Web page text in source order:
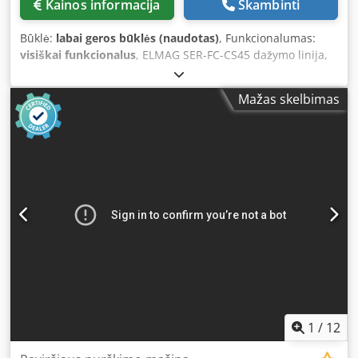
installed Airless spray guns: 4 pcs. - Quick-change system
protection hood at the machine outlet - Exhaust air
recirculation system - Extraction fan air control - Machine
suitable for water-based paints - Machine suitable for
solvent-based paints - Length: 5,509 mm - Width: 4,500
mm + 2,400 mm - Height: 3,380 mm + 510 mm - Total
connected load: ~20–26 kW - Voltage, Frequency: 400 V / 50
Venjakob Belt Conveyor - Manufacturer: Venjakob -
Working width: 1,300 mm - Length: 2,000 mm - Feed rate
manufacture: 2003 - Working width: 1,300 mm - Number of
pallets: 30 pcs. - Pallet length: 5,600 mm - Usable pallet
length: 5,300 mm - Load capacity per pallet: 300 kg - Max.
Kainos informacija Skambinti
Būklė: labai geros būklės (naudotas), Funkcionalumas:
visiškai funkcionalus, ELMAG SER-FC-CS45 dažymo linija,
skirta apdoroti konstrukcijų elementus 1. Automatinė
transportavimo sistema, sudaryta iš: – Vežimėlių: 40 vnt. –
Maksimali leidžiama bendra masė: 6000 kg – Vežimėlio
ilgis: 3000 mm – Padavimo sistema: automatinė – Vežimėlio
sukimasis: automatinis 2. Dažymo kabina: – Matmenys:
Naudingas darbinis aukštis: 2500 mm – Siurblio srautas:
500 l/min. – Vožtuvo konstrukcija: nerūdijantis plienas –
Mažas skelbimas
1 / 12